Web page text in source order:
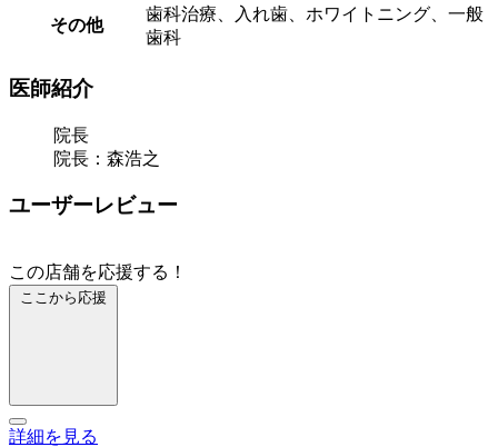
その他
歯科治療、入れ歯、ホワイトニング、一般
歯科
医師紹介
院長
院長：森浩之
ユーザーレビュー
この店舗を応援する！
ここから応援
詳細を見る